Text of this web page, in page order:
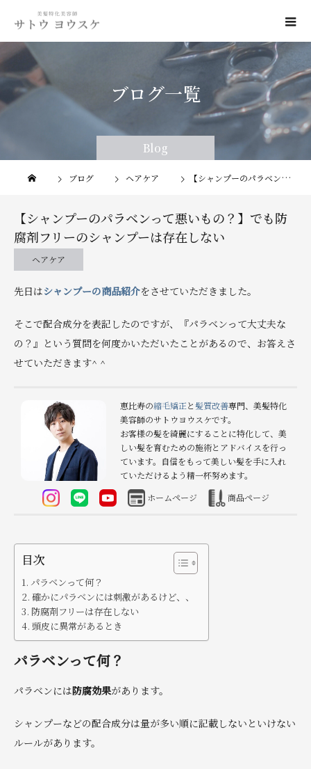
Blog
Blog
ブログ一覧
ブログ ヘアケア 【シャンプーのパラベンって悪いもの？】でも防腐剤フリーのシャンプーは存在しない
【シャンプーのパラベンって悪いもの？】でも防
腐剤フリーのシャンプーは存在しない
ヘアケア
先日はシャンプーの商品紹介をさせていただきました。
そこで配合成分を表記したのですが、『パラベンって大丈夫な
の？』という質問を何度かいただいたことがあるので、お答えさ
せていただきます^ ^
恵比寿の縮毛矯正と髪質改善専門、美髪特化
美容師のサトウヨウスケです。
お客様の髪を綺麗にすることに特化して、美
しい髪を育むための施術とアドバイスを行っ
ています。自信をもって美しい髪を手に入れ
ていただけるよう精一杯努めます。
ホームページ
商品ページ
目次
パラベンって何？
確かにパラベンには刺激があるけど、、
防腐剤フリーは存在しない
頭皮に異常があるとき
パラベンって何？
パラベンには防腐効果があります。
シャンプーなどの配合成分は量が多い順に記載しないといけない
ルールがあります。